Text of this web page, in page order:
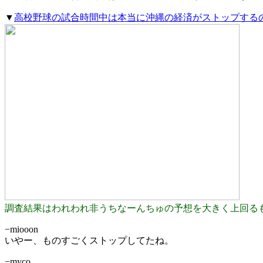
▼高校野球の試合時間中は本当に沖縄の経済がストップする
調査結果はわれわれ非うちなーんちゅの予想を大きく上回る
−miooon
いやー、ものすごくストップしてたね。